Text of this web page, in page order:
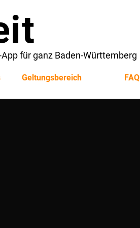
für ganz Baden-Württemberg
Geltungsbereich FAQ